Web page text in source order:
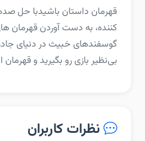
‏‏قهرمان داستان باشید‏با حل
کننده، به دست آوردن قهرمان
گوسفندهای خبیث در دنیای
بی‌نظیر بازی رو بگیرید و
نظرات کاربران